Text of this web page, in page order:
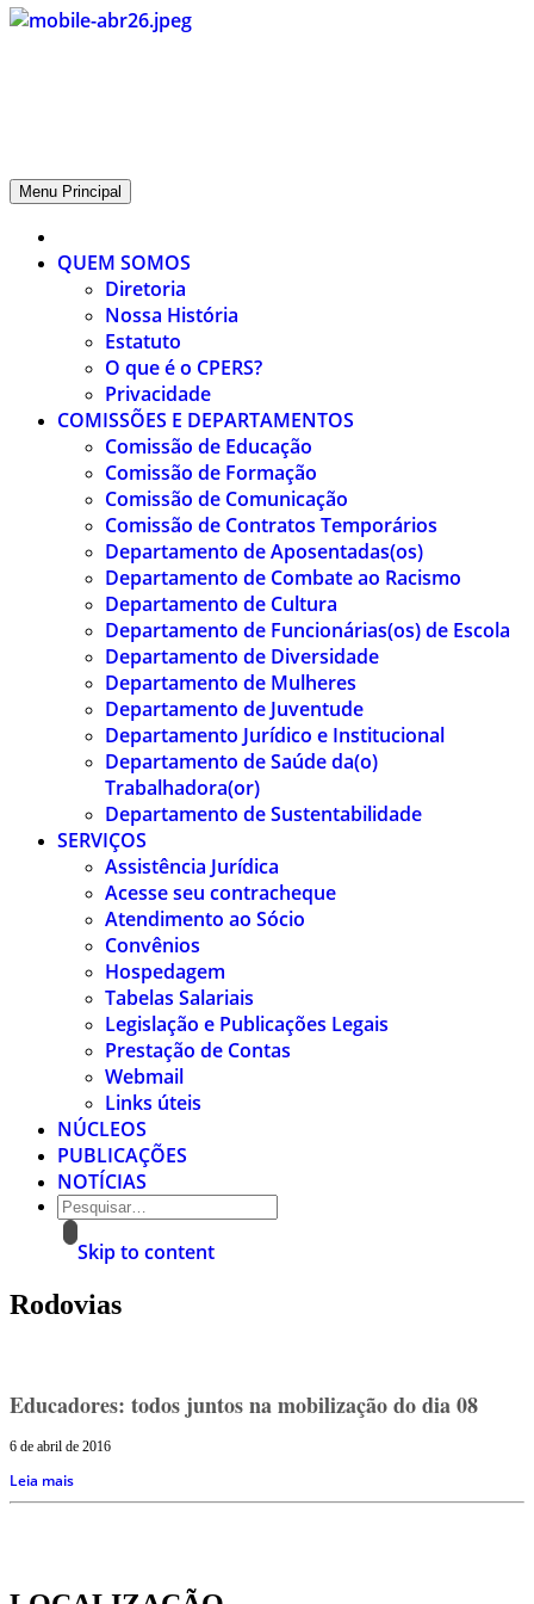
CPERS – Sindicato
CPERS – Sindicato dos Professores e Funcionários de escola do
Menu Principal
QUEM SOMOS
Diretoria
Nossa História
Estatuto
O que é o CPERS?
Privacidade
COMISSÕES E DEPARTAMENTOS
Comissão de Educação
Comissão de Formação
Comissão de Comunicação
Comissão de Contratos Temporários
Departamento de Aposentadas(os)
Departamento de Combate ao Racismo
Departamento de Cultura
Departamento de Funcionárias(os) de Escola
Departamento de Diversidade
Departamento de Mulheres
Departamento de Juventude
Departamento Jurídico e Institucional
Departamento de Saúde da(o)
Trabalhadora(or)
Departamento de Sustentabilidade
SERVIÇOS
Assistência Jurídica
Acesse seu contracheque
Atendimento ao Sócio
Convênios
Hospedagem
Tabelas Salariais
Legislação e Publicações Legais
Prestação de Contas
Webmail
Links úteis
NÚCLEOS
PUBLICAÇÕES
NOTÍCIAS
Skip to content
Rodovias
Educadores: todos juntos na mobilização do dia 08
6 de abril de 2016
Leia mais